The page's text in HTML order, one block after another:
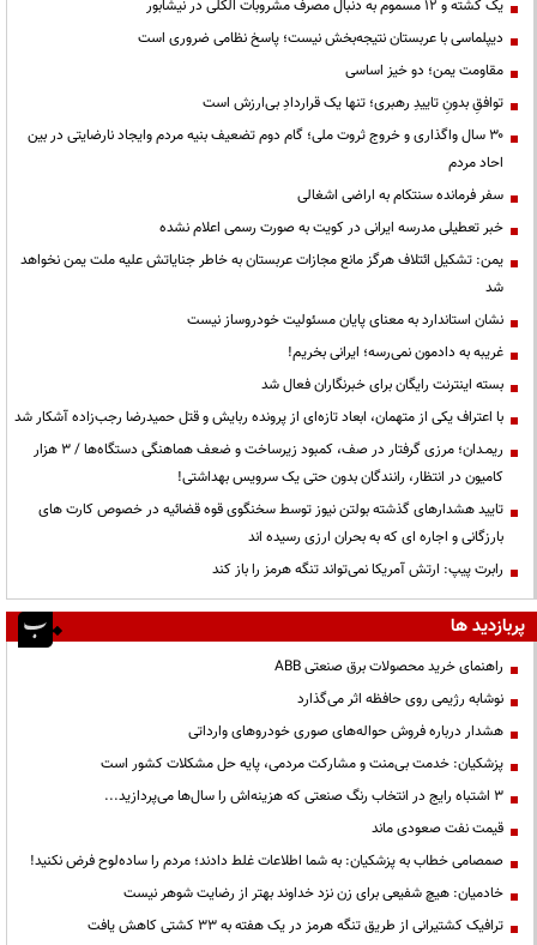
یک کشته و ۱۲ مسموم به دنبال مصرف مشروبات الکلی در نیشابور
دیپلماسی با عربستان نتیجه‌بخش نیست؛ پاسخ نظامی ضروری است
مقاومت یمن؛ دو خیز اساسی
توافقِ بدونِ تاییدِ رهبری؛ تنها یک قراردادِ بی‌ارزش است
۳۰ سال واگذاری و خروج ثروت ملی؛ گام دوم تضعیف بنیه مردم وایجاد نارضایتی در بین
احاد مردم
سفر فرمانده سنتکام به اراضی اشغالی
خبر تعطیلی مدرسه ایرانی در کویت به صورت رسمی اعلام نشده
یمن: تشکیل ائتلاف هرگز مانع مجازات عربستان به خاطر جنایاتش علیه ملت یمن نخواهد
شد
نشان استاندارد به معنای پایان مسئولیت خودروساز نیست
غریبه به دادمون نمی‌رسه؛ ایرانی بخریم!
بسته اینترنت رایگان برای خبرنگاران فعال شد
با اعتراف یکی از متهمان، ابعاد تازه‌ای از پرونده ربایش و قتل حمیدرضا رجب‌زاده آشکار شد
ریمـدان؛ مرزی گرفتار در صف، کمبود زیرساخت و ضعف هماهنگی دستگاه‌ها / ۳ هزار
کامیون در انتظار، رانندگان بدون حتی یک سرویس بهداشتی!
تایید هشدارهای گذشته بولتن نیوز توسط سخنگوی قوه قضائیه در خصوص کارت های
بارزگانی و اجاره ای که به بحران ارزی رسیده اند
رابرت پیپ: ارتش آمریکا نمی‌تواند تنگه هرمز را باز کند
پربازدید ها
راهنمای خرید محصولات برق صنعتی ABB
نوشابه رژیمی روی حافظه اثر می‌گذارد
هشدار درباره فروش حواله‌های صوری خودروهای وارداتی
پزشکیان: خدمت بی‌منت و مشارکت مردمی، پایه حل مشکلات کشور است
3 اشتباه رایج در انتخاب رنگ صنعتی که هزینه‌اش را سال‌ها می‌پردازید...
قیمت نفت صعودی ماند
صمصامی خطاب به پزشکیان: به شما اطلاعات غلط دادند؛ مردم را ساده‌لوح فرض نکنید!
خادمیان: هیچ شفیعی برای زن نزد خداوند بهتر از رضایت شوهر نیست
ترافیک کشتیرانی از طریق تنگه هرمز در یک هفته به ۳۳ کشتی کاهش یافت